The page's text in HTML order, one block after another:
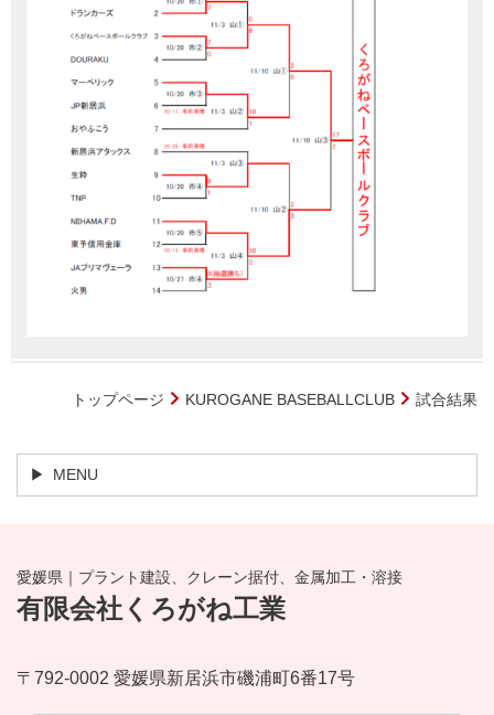
トップページ KUROGANE BASEBALLCLUB 試合結果
MENU
愛媛県｜プラント建設、クレーン据付、金属加工・溶接
有限会社くろがね工業
〒792-0002 愛媛県新居浜市磯浦町6番17号